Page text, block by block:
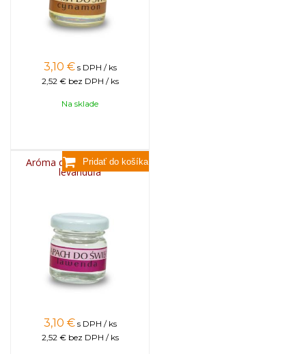
3,10 € s DPH / ks
2,52 € bez DPH / ks
Na sklade
Aróma do sviečok, 25g -
levanduľa
3,10 € s DPH / ks
2,52 € bez DPH / ks